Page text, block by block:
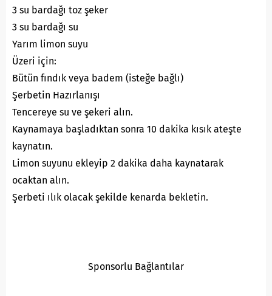
3 su bardağı toz şeker
3 su bardağı su
Yarım limon suyu
Üzeri için:
Bütün fındık veya badem (isteğe bağlı)
Şerbetin Hazırlanışı
Tencereye su ve şekeri alın.
Kaynamaya başladıktan sonra 10 dakika kısık ateşte
kaynatın.
Limon suyunu ekleyip 2 dakika daha kaynatarak
ocaktan alın.
Şerbeti ılık olacak şekilde kenarda bekletin.
Sponsorlu Bağlantılar